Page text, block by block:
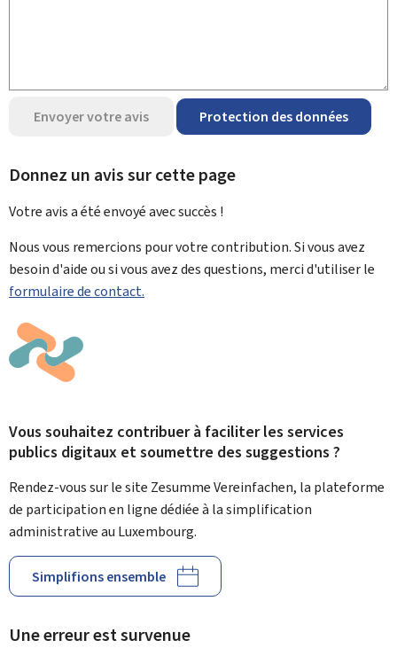
Envoyer votre avis Protection des données
Donnez un avis sur cette page
Votre avis a été envoyé avecsuccès !
Nous vous remercions pour votre contribution. Si vous avez
besoin d'aide ou si vous avez des questions, merci d'utiliser le
formulaire de contact.
Vous souhaitez contribuer à faciliter les services
publics digitaux et soumettre des suggestions ?
Rendez-vous sur le site Zesumme Vereinfachen, la plateforme
de participation en ligne dédiée à la simplification
administrative au Luxembourg.
Simplifions ensemble
Une erreur est survenue